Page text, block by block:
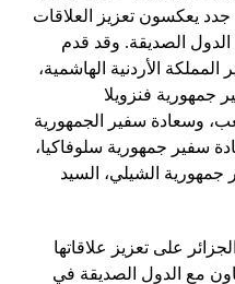
يعكسون تعزيز العلاقات
الدول الصديقة. وقد قدم
الأردنية الهاشمية،
جمهورية فنزويلا
وسعادة سفير الجمهورية
سفير جمهورية سلوفاكيا،
الشيلي، السيد
على تعزيز علاقاتها
مع الدول الصديقة في